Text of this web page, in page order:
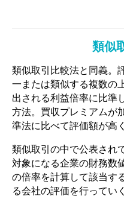
類似
類似取引比較法と同義。
一または類似する複数の
出される利益倍率に比準
方法。買収プレミアムが
準法に比べて評価額が高
類似取引の中で公表され
対象になる企業の財務数
の倍率を計算して該当す
る会社の評価を行ってい